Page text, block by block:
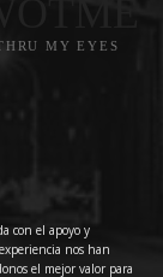
MY EYES
con el apoyo y
nos han
el mejor valor para